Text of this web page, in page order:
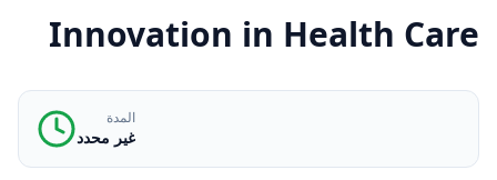
Innovation in Health Care
المدة
غير محدد